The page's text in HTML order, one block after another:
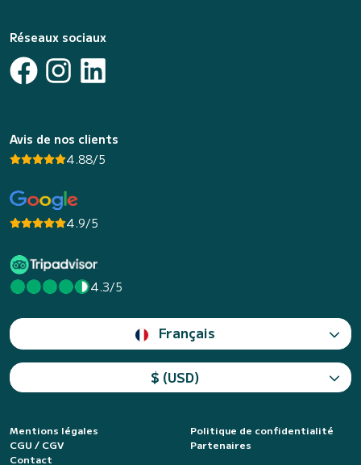
Réseaux sociaux
Avis de nos clients
4.88/5
4.9/5
4.3/5
Français
$ (USD)
Mentions légales
Politique de confidentialité
CGU / CGV
Partenaires
Contact